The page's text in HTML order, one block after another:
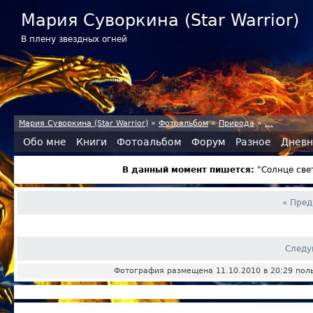
Мария Суворкина (Star Warrior)
В плену звездных огней
Мария Суворкина (Star Warrior) » Фотоальбом»Природа»...
Обо мне Книги Фотоальбом Форум Разное
В данный момент пишется: "Солнце
«
Фотография размещена 11.10.2010 в 20:29